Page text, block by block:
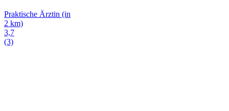
Praktische Ärztin (in
2 km)
3,7
(3)